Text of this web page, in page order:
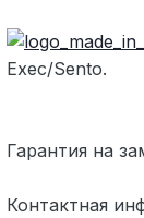
Exec/Sento.
Гарантия на
Контактная